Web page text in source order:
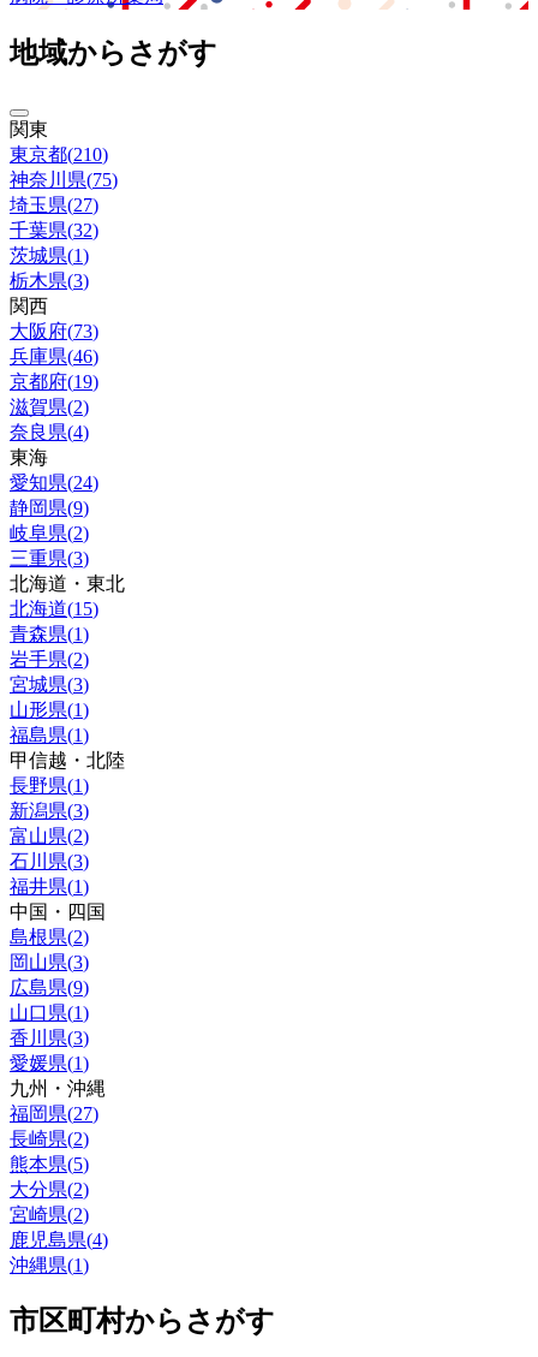
地域からさがす
関東
東京都(210)
神奈川県(75)
埼玉県(27)
千葉県(32)
茨城県(1)
栃木県(3)
関西
大阪府(73)
兵庫県(46)
京都府(19)
滋賀県(2)
奈良県(4)
東海
愛知県(24)
静岡県(9)
岐阜県(2)
三重県(3)
北海道・東北
北海道(15)
青森県(1)
岩手県(2)
宮城県(3)
山形県(1)
福島県(1)
甲信越・北陸
長野県(1)
新潟県(3)
富山県(2)
石川県(3)
福井県(1)
中国・四国
島根県(2)
岡山県(3)
広島県(9)
山口県(1)
香川県(3)
愛媛県(1)
九州・沖縄
福岡県(27)
長崎県(2)
熊本県(5)
大分県(2)
宮崎県(2)
鹿児島県(4)
沖縄県(1)
市区町村からさがす